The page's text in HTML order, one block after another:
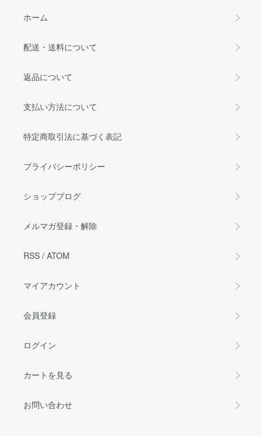
ホーム
配送・送料について
返品について
支払い方法について
特定商取引法に基づく表記
プライバシーポリシー
ショップブログ
メルマガ登録・解除
RSS / ATOM
マイアカウント
会員登録
ログイン
カートを見る
お問い合わせ